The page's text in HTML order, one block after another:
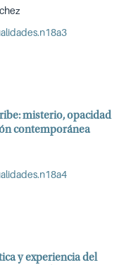
misterio, opacidad
contemporánea
y experiencia del